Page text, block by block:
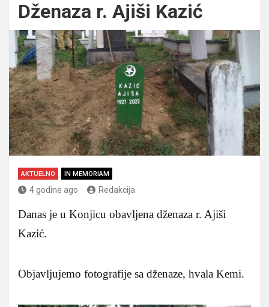
Dženaza r. Ajiši Kazić
AKTUELNO IN MEMORIAM
4 godine ago Redakcija
Danas je u Konjicu obavljena dženaza r. Ajiši
Kazić.
Objavljujemo fotografije sa dženaze, hvala Kemi.